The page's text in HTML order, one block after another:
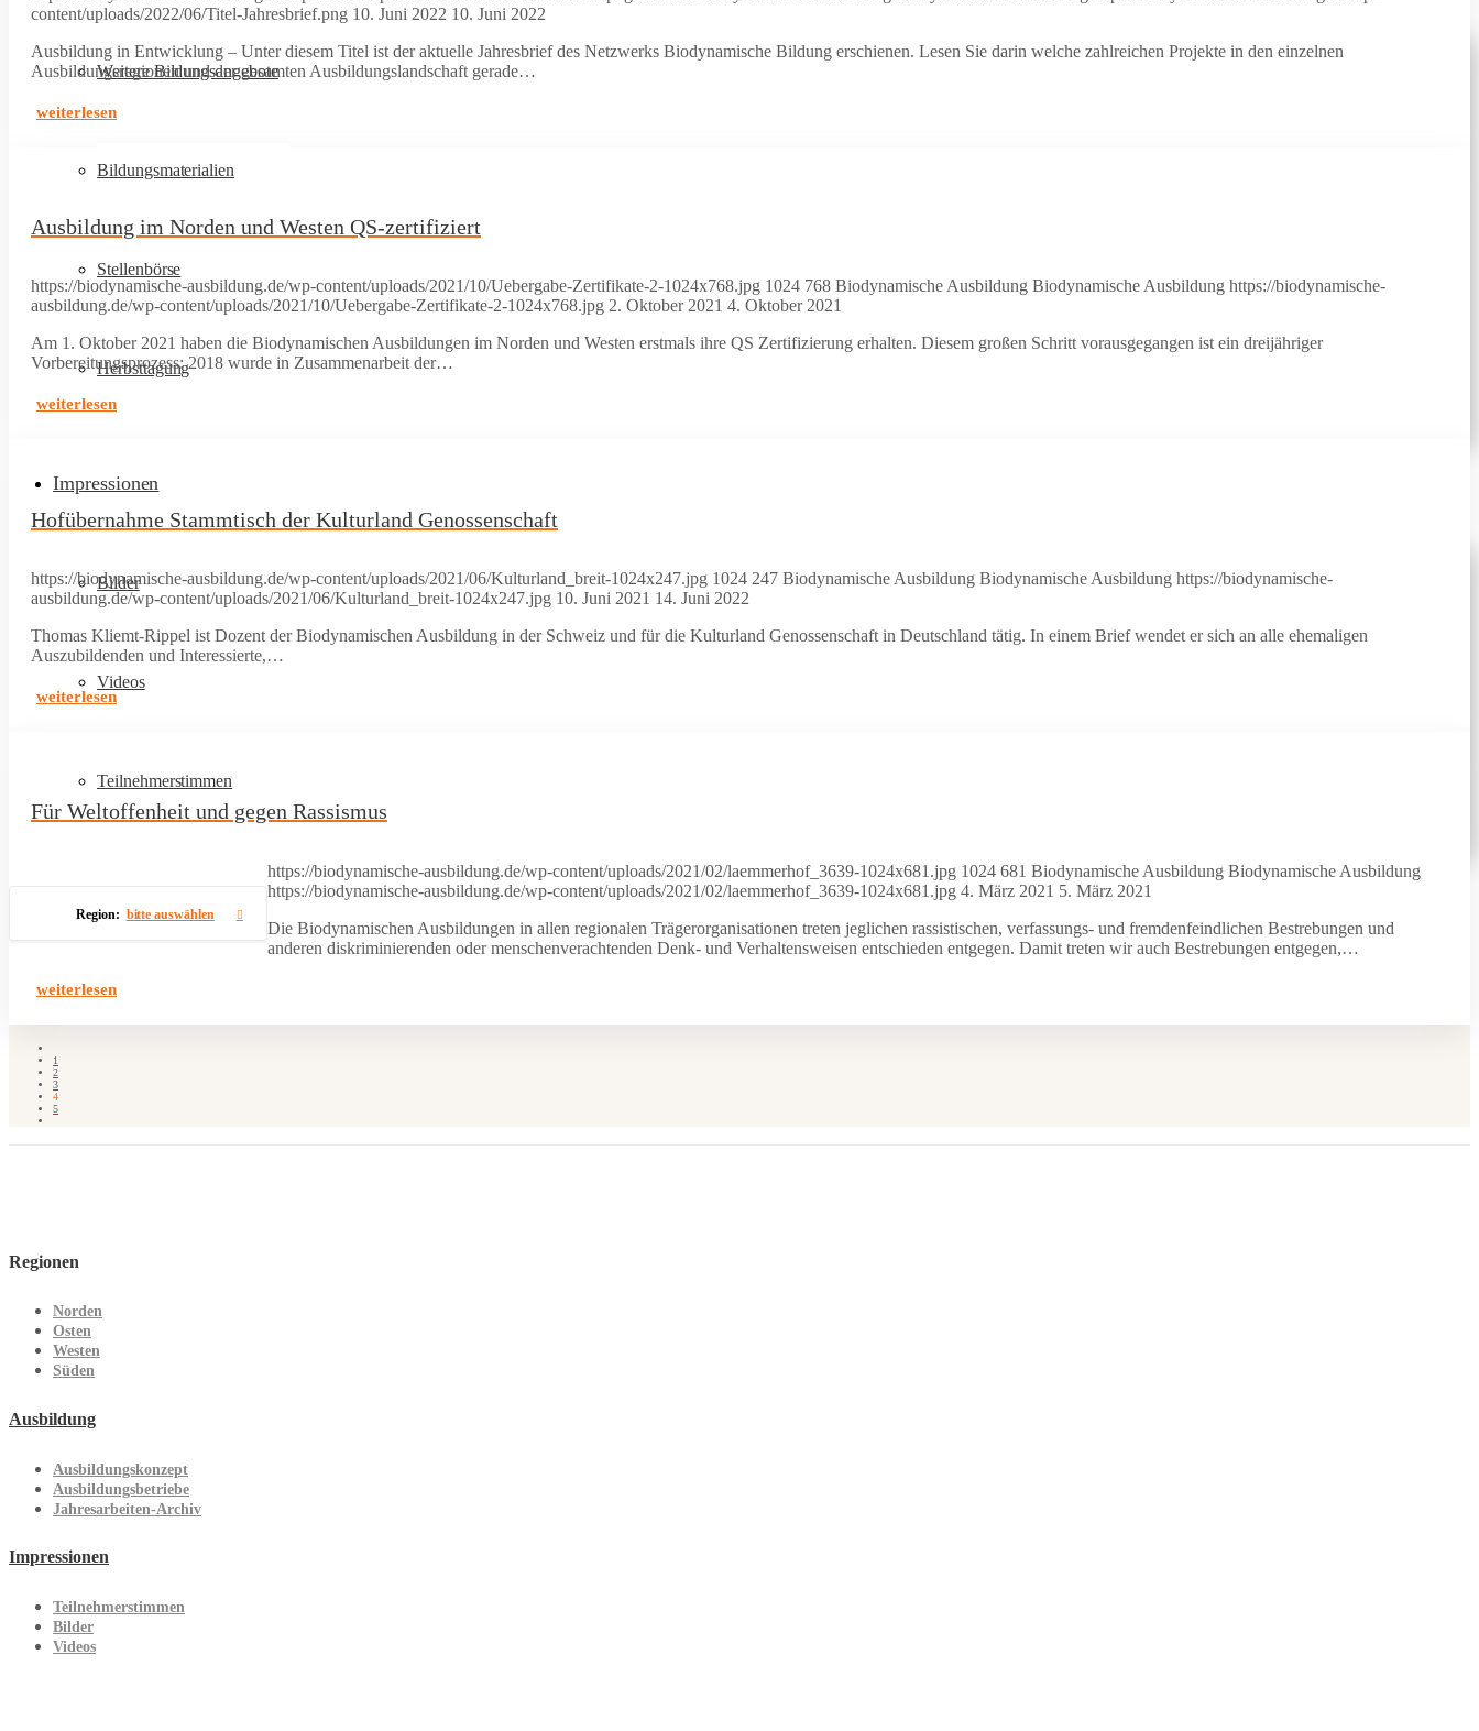
Weitere Bildungsangebote
Bildungsmaterialien
Stellenbörse
Herbsttagung
Impressionen
Bilder
Videos
Teilnehmerstimmen
Region: bitte auswählen
content/uploads/2022/06/Titel-Jahresbrief.png 10. Juni 2022 10. Juni 2022
Ausbildung in Entwicklung – Unter diesem Titel ist der aktuelle Jahresbrief des Netzwerks Biodynamische Bildung erschienen. Lesen Sie darin welche zahlreichen Projekte in den einzelnen
Ausbildungsregionen und der gesamten Ausbildungslandschaft gerade…
weiterlesen
Ausbildung im Norden und Westen QS-zertifiziert
https://biodynamische-ausbildung.de/wp-content/uploads/2021/10/Uebergabe-Zertifikate-2-1024x768.jpg 1024 768 Biodynamische Ausbildung Biodynamische Ausbildung https://biodynamische-
ausbildung.de/wp-content/uploads/2021/10/Uebergabe-Zertifikate-2-1024x768.jpg 2. Oktober 2021 4. Oktober 2021
Am 1. Oktober 2021 haben die Biodynamischen Ausbildungen im Norden und Westen erstmals ihre QS Zertifizierung erhalten. Diesem großen Schritt vorausgegangen ist ein dreijähriger
Vorbereitungsprozess: 2018 wurde in Zusammenarbeit der…
weiterlesen
Hofübernahme Stammtisch der Kulturland Genossenschaft
https://biodynamische-ausbildung.de/wp-content/uploads/2021/06/Kulturland_breit-1024x247.jpg 1024 247 Biodynamische Ausbildung Biodynamische Ausbildung https://biodynamische-
ausbildung.de/wp-content/uploads/2021/06/Kulturland_breit-1024x247.jpg 10. Juni 2021 14. Juni 2022
Thomas Kliemt-Rippel ist Dozent der Biodynamischen Ausbildung in der Schweiz und für die Kulturland Genossenschaft in Deutschland tätig. In einem Brief wendet er sich an alle ehemaligen
Auszubildenden und Interessierte,…
weiterlesen
Für Weltoffenheit und gegen Rassismus
https://biodynamische-ausbildung.de/wp-content/uploads/2021/02/laemmerhof_3639-1024x681.jpg 1024 681 Biodynamische Ausbildung Biodynamische Ausbildung
https://biodynamische-ausbildung.de/wp-content/uploads/2021/02/laemmerhof_3639-1024x681.jpg 4. März 2021 5. März 2021
Die Biodynamischen Ausbildungen in allen regionalen Trägerorganisationen treten jeglichen rassistischen, verfassungs- und fremdenfeindlichen Bestrebungen und
anderen diskriminierenden oder menschenverachtenden Denk- und Verhaltensweisen entschieden entgegen. Damit treten wir auch Bestrebungen entgegen,…
weiterlesen
1
2
3
4
5
Regionen
Norden
Osten
Westen
Süden
Ausbildung
Ausbildungskonzept
Ausbildungsbetriebe
Jahresarbeiten-Archiv
Impressionen
Teilnehmerstimmen
Bilder
Videos